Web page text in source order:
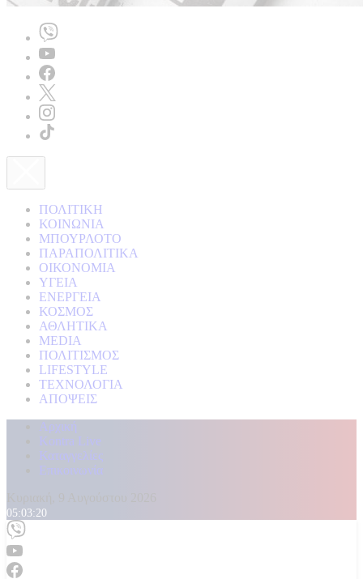
ΠΟΛΙΤΙΚΗ
ΚΟΙΝΩΝΙΑ
ΜΠΟΥΡΛΟΤΟ
ΠΑΡΑΠΟΛΙΤΙΚΑ
ΟΙΚΟΝΟΜΙΑ
ΥΓΕΙΑ
ΕΝΕΡΓΕΙΑ
ΚΟΣΜΟΣ
ΑΘΛΗΤΙΚΑ
MEDIA
ΠΟΛΙΤΙΣΜΟΣ
LIFESTYLE
ΤΕΧΝΟΛΟΓΙΑ
ΑΠΟΨΕΙΣ
Αρχική
Kontra Live
Καταγγελίες
Επικοινωνία
05:03:22